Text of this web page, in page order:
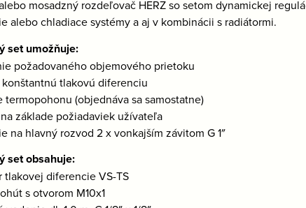
mosadzný rozdeľovač HERZ so setom dynamickej
alebo chladiace systémy a aj v kombinácii s radiátormi.
set umožňuje:
požadovaného objemového prietoku
tlakovú diferenciu
termopohonu (objednáva sa samostatne)
základe požiadaviek užívateľa
na hlavný rozvod 2 x vonkajším závitom G 1″
set obsahuje:
tlakovej diferencie VS-TS
s otvorom M10x1